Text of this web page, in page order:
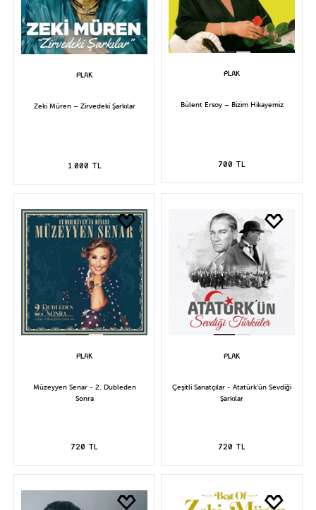
Zeki Müren – Zirvedeki Şarkılar
1.000 TL
Bülent Ersoy – Bizim Hikayemiz
700 TL
Müzeyyen Senar - 2. Dubleden
Sonra
720 TL
Çeşitli Sanatçılar - Atatürk'ün Sevdiği
Şarkılar
720 TL